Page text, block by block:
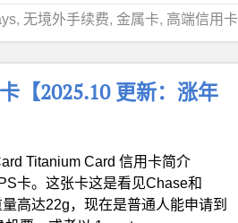
, 无境外手续费, 金属卡, 高端信用卡
【2025.10 更新：涨年
Titanium Card 信用卡简介
卡。这张卡这是看见Chase和
高达22g，现在是普通人能申请到